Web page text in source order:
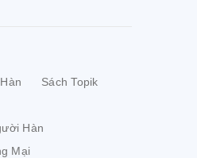
Sách Topik
Hàn
Mại